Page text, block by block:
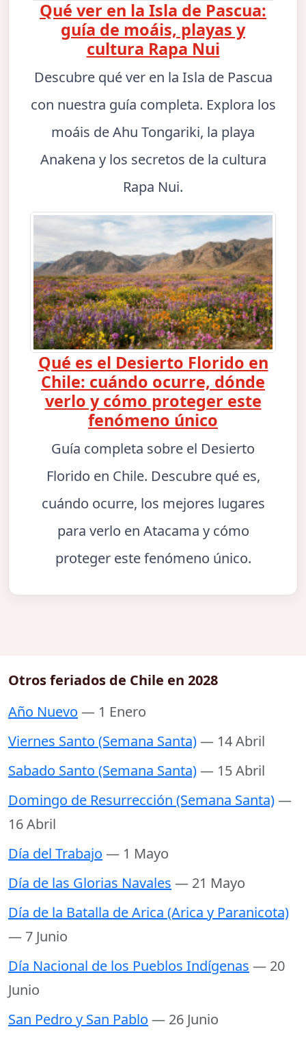
Qué ver en la Isla de Pascua:
guía de moáis, playas y
cultura Rapa Nui
Descubre qué ver en la Isla de Pascua
con nuestra guía completa. Explora los
moáis de Ahu Tongariki, la playa
Anakena y los secretos de la cultura
Rapa Nui.
Qué es el Desierto Florido en
Chile: cuándo ocurre, dónde
verlo y cómo proteger este
fenómeno único
Guía completa sobre el Desierto
Florido en Chile. Descubre qué es,
cuándo ocurre, los mejores lugares
para verlo en Atacama y cómo
proteger este fenómeno único.
Otros feriados de Chile en 2028
Año Nuevo — 1 Enero
Viernes Santo (Semana Santa)— 14 Abril
Sabado Santo (Semana Santa)— 15 Abril
Domingo de Resurrección (Semana Santa)—
16 Abril
Día del Trabajo — 1 Mayo
Día de las Glorias Navales — 21 Mayo
Día de la Batalla de Arica (Arica y Paranicota)
— 7 Junio
Día Nacional de los Pueblos Indígenas — 20
Junio
San Pedro y San Pablo — 26 Junio